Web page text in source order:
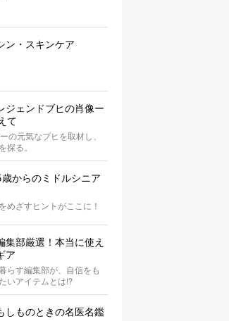
ン・スキンケア
ジェンドブヒの肖像ー
て
の元気なブヒを取材し、
探る。
歳からのミドルシニア
めざすヒントがここに！
集部厳選！本当に使え
ア
らす編集部が、自信をも
いアイテムとは!?
しものときの名医名鑑